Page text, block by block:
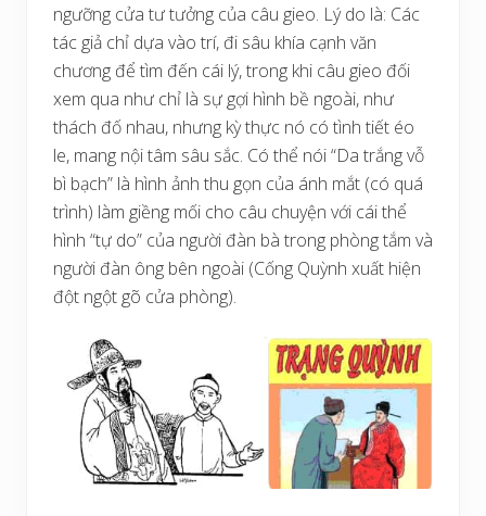
ngưỡng cửa tư tưởng của câu gieo. Lý do là: Các
tác giả chỉ dựa vào trí, đi sâu khía cạnh văn
chương để tìm đến cái lý, trong khi câu gieo đối
xem qua như chỉ là sự gợi hình bề ngoài, như
thách đố nhau, nhưng kỳ thực nó có tình tiết éo
le, mang nội tâm sâu sắc. Có thể nói “Da trắng vỗ
bì bạch” là hình ảnh thu gọn của ánh mắt (có quá
trình) làm giềng mối cho câu chuyện với cái thể
hình “tự do” của người đàn bà trong phòng tắm và
người đàn ông bên ngoài (Cống Quỳnh xuất hiện
đột ngột gõ cửa phòng).